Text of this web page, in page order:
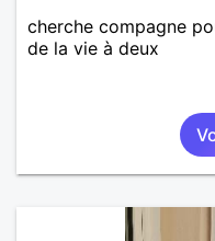
cherche compagne
de la vie à deux